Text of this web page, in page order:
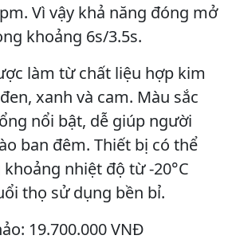
Vì vậy khả năng đóng mở
khoảng 6s/3.5s.
làm từ chất liệu hợp kim
xanh và cam. Màu sắc
nổi bật, dễ giúp người
ban đêm. Thiết bị có thể
nhiệt độ từ -20°C
thọ sử dụng bền bỉ.
19.700.000 VNĐ